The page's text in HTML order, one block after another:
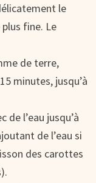
le
fine. Le
de terre,
minutes, jusqu’à
de l’eau jusqu’à
de l’eau si
des carottes